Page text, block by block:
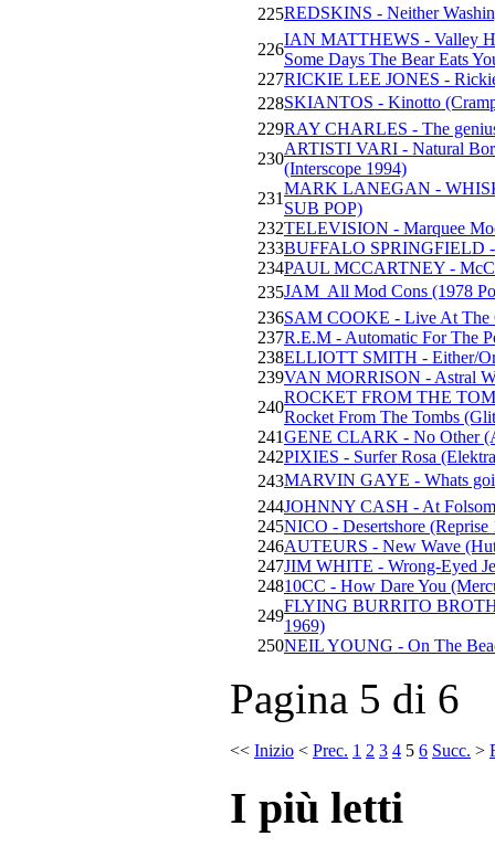
225REDSKINS - Neither
226
IAN MATTHEWS - Valley
Some Days The Bear Eats
227RICKIE LEE JONES -
228SKIANTOS - Kinotto
229RAY CHARLES - The
230
ARTISTI VARI - Natural
(Interscope 1994)
231
MARK LANEGAN -
SUB POP)
232TELEVISION - Marquee
233BUFFALO SPRINGFIELD
234PAUL MCCARTNEY -
235JAM  All Mod Cons (1978
236SAM COOKE - Live At The
237R.E.M - Automatic For The
238ELLIOTT SMITH - Either/
239VAN MORRISON - Astral
240
ROCKET FROM THE
Rocket From The Tombs
241GENE CLARK - No Other
242PIXIES - Surfer Rosa
243MARVIN GAYE - Whats
244JOHNNY CASH - At
245NICO - Desertshore (Reprise
246AUTEURS - New Wave
247JIM WHITE - Wrong-Eyed
24810CC - How Dare You
249
FLYING BURRITO
1969)
250NEIL YOUNG - On The
Pagina 5 di 6
<< Inizio < Prec. 1 2 3 4 5 6 Succ. >
I più letti